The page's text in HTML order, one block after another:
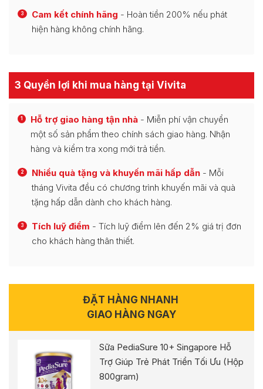
3 Cam kết chính hãng - Hoàn tiền 200% nếu phát
hiện hàng không chính hãng.
3 Quyền lợi khi mua hàng tại Vivita
1 Hỗ trợ giao hàng tận nhà - Miễn phí vận chuyển
một số sản phẩm theo chính sách giao hàng. Nhận
hàng và kiểm tra xong mới trả tiền.
2 Nhiều quà tặng và khuyến mãi hấp dẫn - Mỗi
tháng Vivita đều có chương trình khuyến mãi và quà
tặng hấp dẫn dành cho khách hàng.
3 Tích luỹ điểm - Tích luỹ điểm lên đến 2% giá trị đơn
cho khách hàng thân thiết.
ĐẶT HÀNG NHANH
GIAO HÀNG NGAY
Sữa PediaSure 10+ Singapore Hỗ
Trợ Giúp Trẻ Phát Triển Tối Ưu (Hộp
800gram)